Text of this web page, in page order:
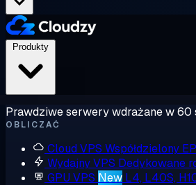
Prawdziwe serwery wdrażane w
OBLICZAĆ
Cloud VPS Współdzielony
Wydajny VPS Dedykowane
GPU VPS New L4, L40S,